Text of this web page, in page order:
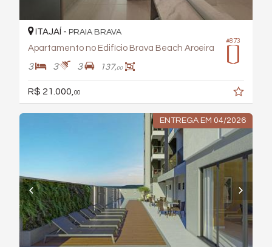
#873
ITAJAÍ - PRAIA BRAVA
Apartamento no Edifício Brava Beach Aroeira
3 3 3 137,00
R$ 21.000, 00
ENTREGA EM 04/2026